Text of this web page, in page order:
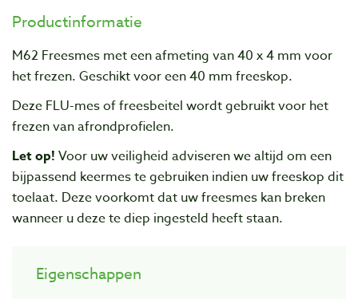
Productinformatie
M62 Freesmes met een afmeting van 40 x 4 mm voor
het frezen. Geschikt voor een 40 mm freeskop.
Deze FLU-mes of freesbeitel wordt gebruikt voor het
frezen van afrondprofielen.
Let op! Voor uw veiligheid adviseren we altijd om een
bijpassend keermes te gebruiken indien uw freeskop dit
toelaat. Deze voorkomt dat uw freesmes kan breken
wanneer u deze te diep ingesteld heeft staan.
Eigenschappen